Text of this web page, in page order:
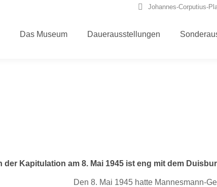
Johannes-Corputius-
Das Museum Dauerausstellungen
der Kapitulation am 8. Mai 1945 ist eng mit dem
Den 8. Mai 1945 hatte Mannesmann-